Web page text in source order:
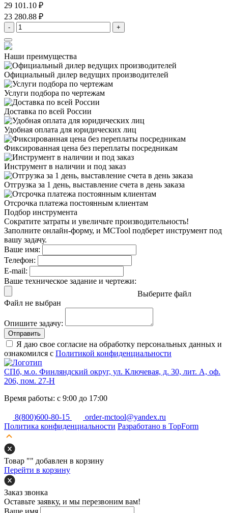
29 101.10 ₽
23 280.88 ₽
- +
Наши преимущества
Официальный дилер ведущих производителей
Услуги подбора по чертежам
Доставка по всей России
Удобная оплата для юридических лиц
Фиксированная цена без переплаты посредникам
Инструмент в наличии и под заказ
Отгрузка за 1 день, выставление счета в день заказа
Отсрочка платежа постоянным клиентам
Подбор инструмента
Сократите затраты и увеличьте производительность!
Заполните онлайн-форму, и MCTool подберет инструмент под
вашу задачу.
Ваше имя:
Телефон:
E-mail:
Ваше техническое задание и чертежи:
Выберите файл
Файл не выбран
Опишите задачу:
Отправить
Я даю свое согласие на обработку персональных данных и
ознакомился с Политикой конфиденциальности
СПб, м.о. Финляндский округ, ул. Ключевая, д. 30, лит. А, оф.
206, пом. 27-Н
Время работы: с 9:00 до 17:00
8(800)600-80-15
order-mctool@yandex.ru
Политика конфиденциальности Разработано в TopForm
Товар "" добавлен в корзину
Перейти в корзину
Заказ звонка
Оставьте заявку, и мы перезвоним вам!